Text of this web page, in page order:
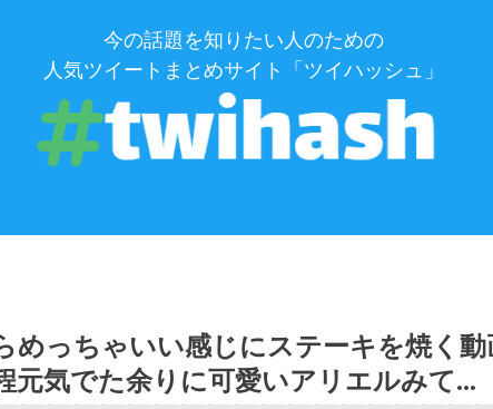
今の話題を知りたい人のための
人気ツイートまとめサイト「ツイハッシュ」
っちゃいい感じにステーキを焼く動
元気でた余りに可愛いアリエルみて…